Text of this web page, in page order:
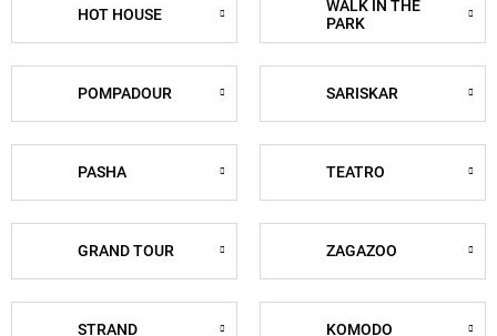
HOT HOUSE
WALK IN THE
PARK
POMPADOUR SARISKAR
PASHA TEATRO
GRAND TOUR ZAGAZOO
STRAND KOMODO